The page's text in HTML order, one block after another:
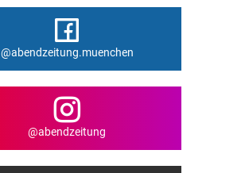
@abendzeitung.muenchen
@abendzeitung